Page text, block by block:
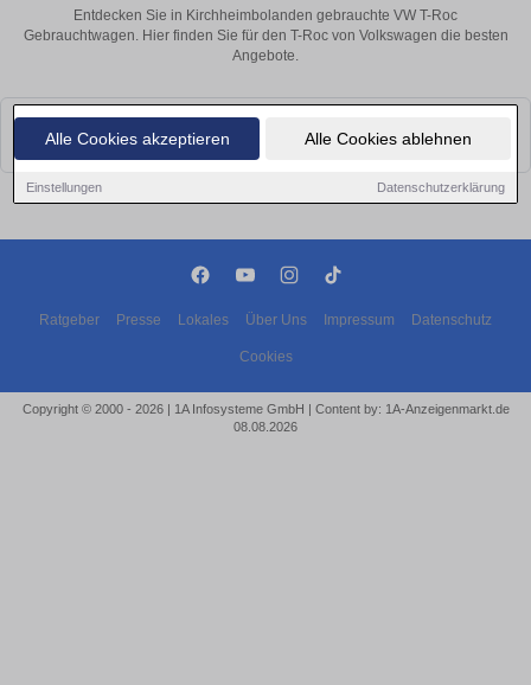
Alle Cookies akzeptieren Alle Cookies ablehnen
Einstellungen Datenschutzerklärung
Entdecken Sie in Kirchheimbolanden gebrauchte VW T-Roc
Gebrauchtwagen. Hier finden Sie für den T-Roc von Volkswagen die besten
Angebote.
Leider konnten wir derzeit keine passenden Autos finden. Schauen Sie
bald wieder vorbei!
Ratgeber Presse Lokales Über Uns Impressum Datenschutz
Cookies
Copyright © 2000 - 2026 | 1A Infosysteme GmbH | Content by: 1A-Anzeigenmarkt.de
08.08.2026